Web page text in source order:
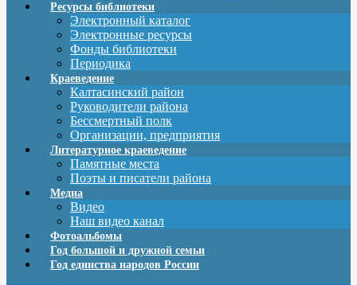
Ресурсы библиотеки
Электронный каталог
Электронные ресурсы
Фонды библиотеки
Периодика
Краеведение
Калтасинский район
Руководители района
Бессмертный полк
Организации, предприятия
Литературное краеведение
Памятные места
Поэты и писатели района
Медиа
Видео
Наш видео канал
Фотоальбомы
Год большой и дружной семьи
Год единства народов России